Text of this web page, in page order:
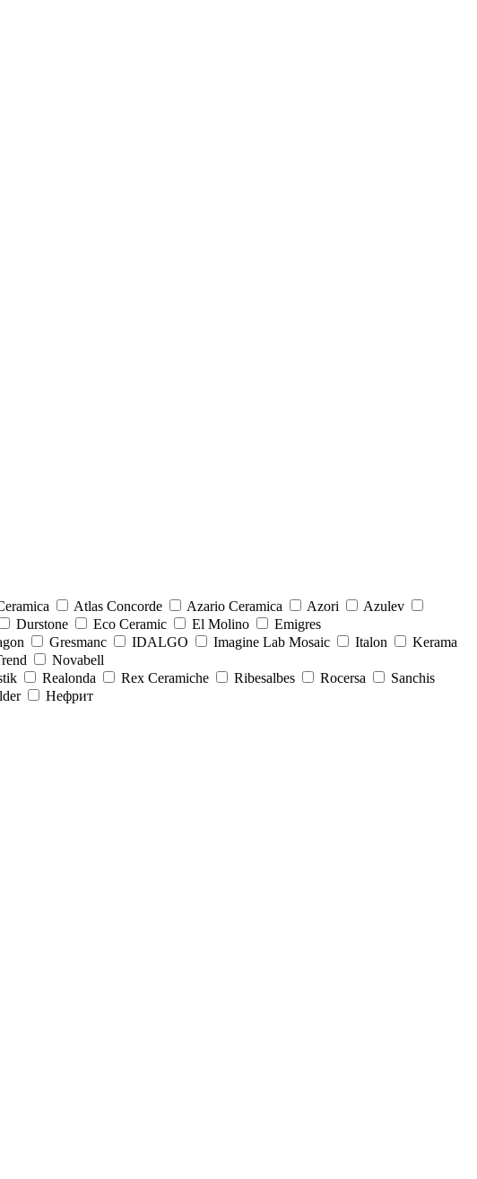
Atlas Concorde Azario Ceramica Azori
Azulev
Durstone Eco Ceramic El Molino
Emigres
Gresmanc IDALGO Imagine Lab Mosaic Italon
Kerama
Novabell
Realonda Rex Ceramiche Ribesalbes Rocersa
Sanchis
Нефрит